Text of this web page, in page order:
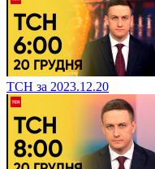
ТСН за 2023.12.20